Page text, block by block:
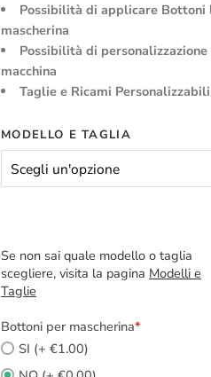
Possibilità di applicare
mascherina
Possibilità di personalizzazione
macchina
Taglie e Ricami
MODELLO E TAGLIA
Se non sai quale modello o taglia
scegliere, visita la pagina Modelli e
Taglie
Bottoni per mascherina*
SI (+ €1.00)